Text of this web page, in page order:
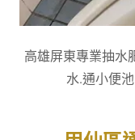
高雄屏東專業抽水
水.通小便